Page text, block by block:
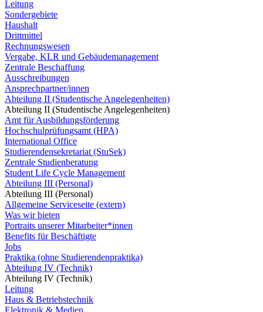
Leitung
Sondergebiete
Haushalt
Drittmittel
Rechnungswesen
Vergabe, KLR und Gebäudemanagement
Zentrale Beschaffung
Ausschreibungen
Ansprechpartner/innen
Abteilung II (Studentische Angelegenheiten)
Abteilung II (Studentische Angelegenheiten)
Amt für Ausbildungsförderung
Hochschulprüfungsamt (HPA)
International Office
Studierendensekretariat (StuSek)
Zentrale Studienberatung
Student Life Cycle Management
Abteilung III (Personal)
Abteilung III (Personal)
Allgemeine Serviceseite (extern)
Was wir bieten
Portraits unserer Mitarbeiter*innen
Benefits für Beschäftigte
Jobs
Praktika (ohne Studierendenpraktika)
Abteilung IV (Technik)
Abteilung IV (Technik)
Leitung
Haus & Betriebstechnik
Elektronik & Medien